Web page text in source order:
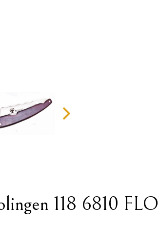
118 6810